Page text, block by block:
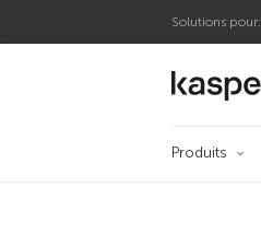
Solutions pour:
Produits